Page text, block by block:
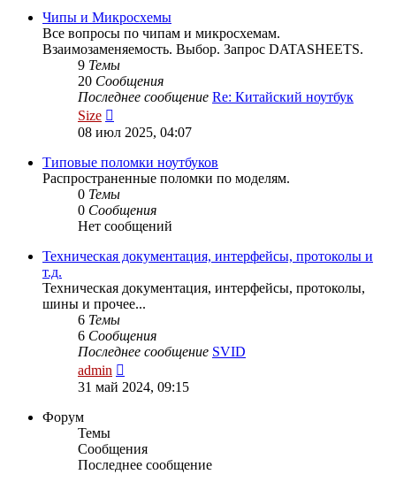
сообщению
Чипы и Микросхемы
Все вопросы по чипам и микросхемам.
Взаимозаменяемость. Выбор. Запрос DATASHEETS.
9 Темы
20 Сообщения
Последнее сообщение Re: Китайский ноутбук
Size
к
сообщению
08 июл 2025, 04:07
Типовые поломки ноутбуков
Распространенные поломки по моделям.
0 Темы
0 Сообщения
Нет сообщений
Техническая документация, интерфейсы, протоколы и
т.д.
Техническая документация, интерфейсы, протоколы,
шины и прочее...
6 Темы
6 Сообщения
Последнее сообщение SVID
admin
к
31 май 2024, 09:15
Форум
Темы
Сообщения
Последнее сообщение